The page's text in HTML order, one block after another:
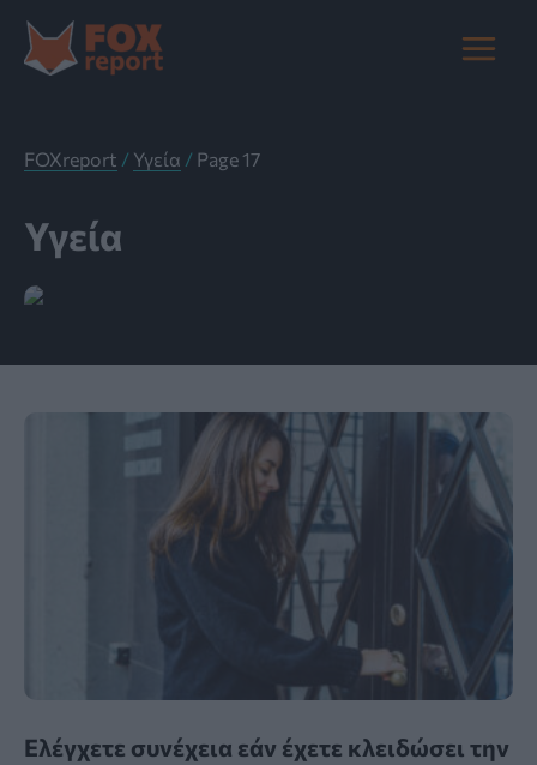
στο
περιεχόμενο
Main
FOXreport / Υγεία / Page 17
Υγεία
Ελέγχετε συνέχεια εάν έχετε κλειδώσει την